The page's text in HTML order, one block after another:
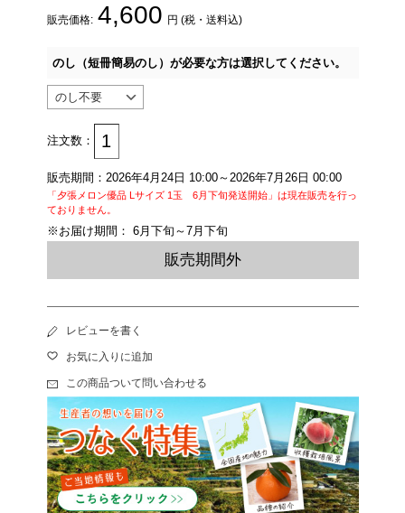
販売価格: 4,600 円 (税・送料込)
のし（短冊簡易のし）が必要な方は選択してください。
注文数：
販売期間：2026年4月24日 10:00～2026年7月26日 00:00
「夕張メロン優品 Lサイズ 1玉 6月下旬発送開始」は現在販売を行っ
ておりません。
※お届け期間： 6月下旬～7月下旬
販売期間外
レビューを書く
お気に入りに追加
この商品ついて問い合わせる